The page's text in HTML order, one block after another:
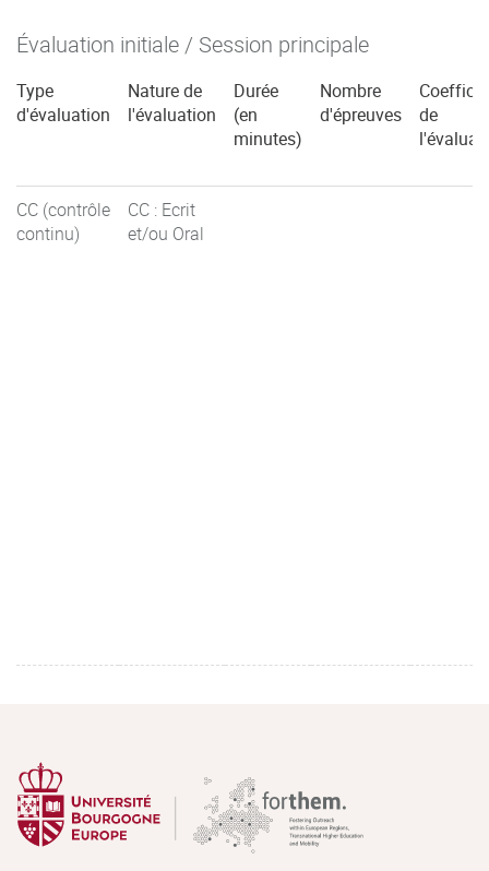
Évaluation initiale / Session principale
Type
d'évaluation
Nature de
l'évaluation
Durée
(en
minutes)
Nombre
d'épreuves
de
CC (contrôle
continu)
CC : Ecrit
et/ou Oral